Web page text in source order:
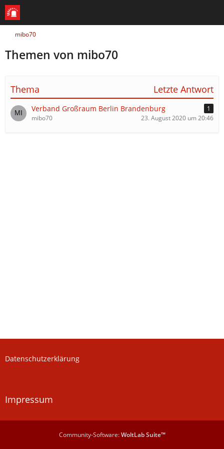
mibo70
Themen von mibo70
Thema Letzte Antwort
Verband Großraum Berlin Brandenburg
1
mibo70
23. August 2020 um 20:46
Datenschutzerklärung
Impressum
Community-Software:WoltLab Suite™